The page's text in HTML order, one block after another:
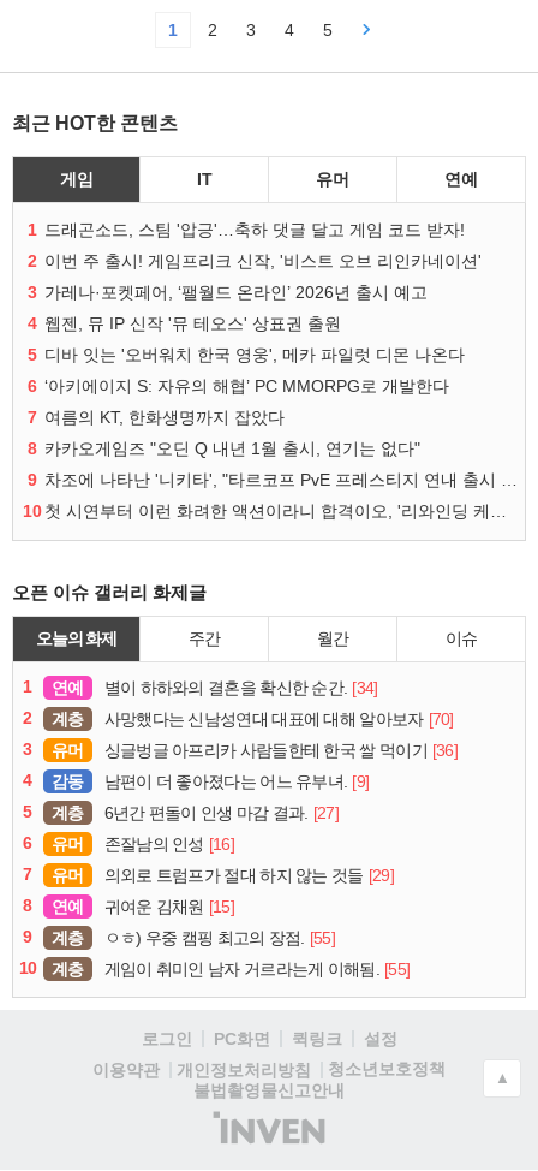
1 2 3 4 5
최근 HOT한 콘텐츠
게임 IT 유머 연예
1 드래곤소드, 스팀 '압긍'…축하 댓글 달고 게임 코드 받자!
2 이번 주 출시! 게임프리크 신작, '비스트 오브 리인카네이션'
3 가레나·포켓페어, ‘팰월드 온라인’ 2026년 출시 예고
4 웹젠, 뮤 IP 신작 '뮤 테오스' 상표권 출원
5 디바 잇는 '오버워치 한국 영웅', 메카 파일럿 디몬 나온다
6 ‘아키에이지 S: 자유의 해협’ PC MMORPG로 개발한다
7 여름의 KT, 한화생명까지 잡았다
8 카카오게임즈 "오딘 Q 내년 1월 출시, 연기는 없다"
9
10
오픈 이슈 갤러리 화제글
오늘의 화제 주간 월간 이슈
1 연예 별이 하하와의 결혼을 확신한 순간. [34]
2
계층 사망했다는 신남성연대 대표에 대해 알아보자 [70]
3
유머 싱글벙글 아프리카 사람들한테 한국 쌀 먹이기 [36]
4
감동 남편이 더 좋아졌다는 어느 유부녀. [9]
5
계층 6년간 편돌이 인생 마감 결과. [27]
6
유머 존잘남의 인성 [16]
7
유머 의외로 트럼프가 절대 하지 않는 것들 [29]
8
연예 귀여운 김채원 [15]
9
계층 ㅇㅎ) 우중 캠핑 최고의 장점.
[55]
10
계층 게임이 취미인 남자 거르라는게 이해됨. [55]
로그인 PC화면 퀵링크
설정
이용약관
개인정보처리방침
청소년보호정책
불법촬영물신고안내
(주)
인
▲